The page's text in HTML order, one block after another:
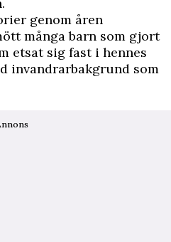
genom åren
många barn som gjort
etsat sig fast i hennes
invandrarbakgrund som